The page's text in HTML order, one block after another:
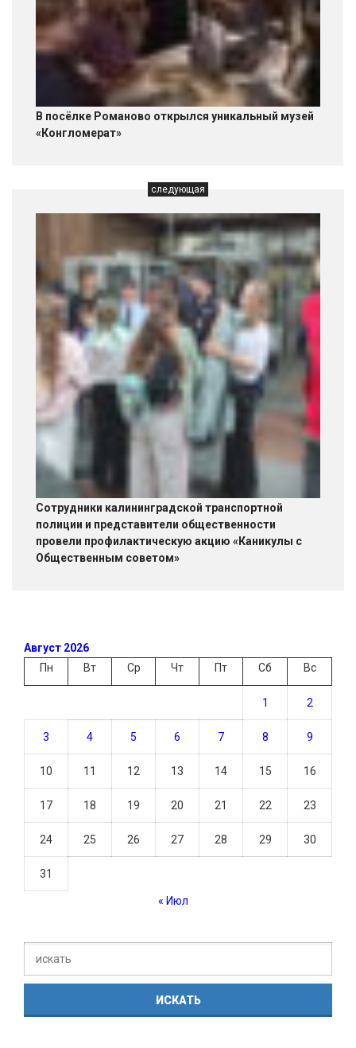
В посёлке Романово открылся уникальный музей
«Конгломерат»
следующая
Сотрудники калининградской транспортной
полиции и представители общественности
провели профилактическую акцию «Каникулы с
Общественным советом»
Август 2026
Пн
Вт Ср Чт Пт Сб Вс
1 2
3 4 5 6 7 8 9
10 11 12 13 14 15 16
17 18 19 20 21 22 23
24 25 26 27 28 29 30
31
« Июл